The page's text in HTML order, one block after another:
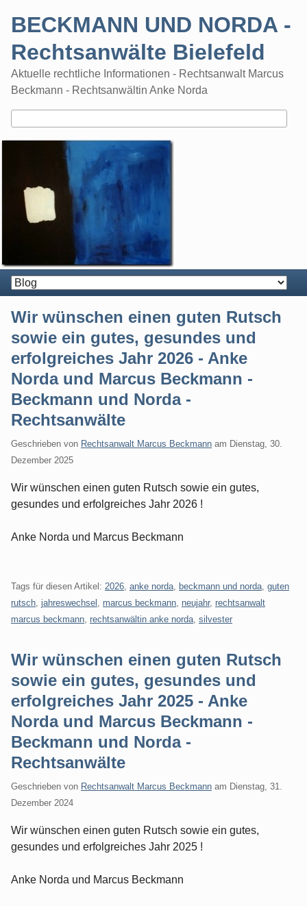
BECKMANN UND NORDA -
Rechtsanwälte Bielefeld
Aktuelle rechtliche Informationen - Rechtsanwalt Marcus
Beckmann - Rechtsanwältin Anke Norda
Wir wünschen einen guten Rutsch
sowie ein gutes, gesundes und
erfolgreiches Jahr 2026 - Anke
Norda und Marcus Beckmann -
Beckmann und Norda -
Rechtsanwälte
Geschrieben von Rechtsanwalt Marcus Beckmann am Dienstag, 30.
Dezember 2025
Wir wünschen einen guten Rutsch sowie ein gutes,
gesundes und erfolgreiches Jahr 2026 !
Anke Norda und Marcus Beckmann
Tags für diesen Artikel: 2026 anke norda beckmann und norda guten
rutsch jahreswechsel marcus beckmann neujahr, rechtsanwalt
marcus beckmann rechtsanwältin anke norda silvester
Wir wünschen einen guten Rutsch
sowie ein gutes, gesundes und
erfolgreiches Jahr 2025 - Anke
Norda und Marcus Beckmann -
Beckmann und Norda -
Rechtsanwälte
Geschrieben von Rechtsanwalt Marcus Beckmann am Dienstag, 31.
Dezember 2024
Wir wünschen einen guten Rutsch sowie ein gutes,
gesundes und erfolgreiches Jahr 2025 !
Anke Norda und Marcus Beckmann